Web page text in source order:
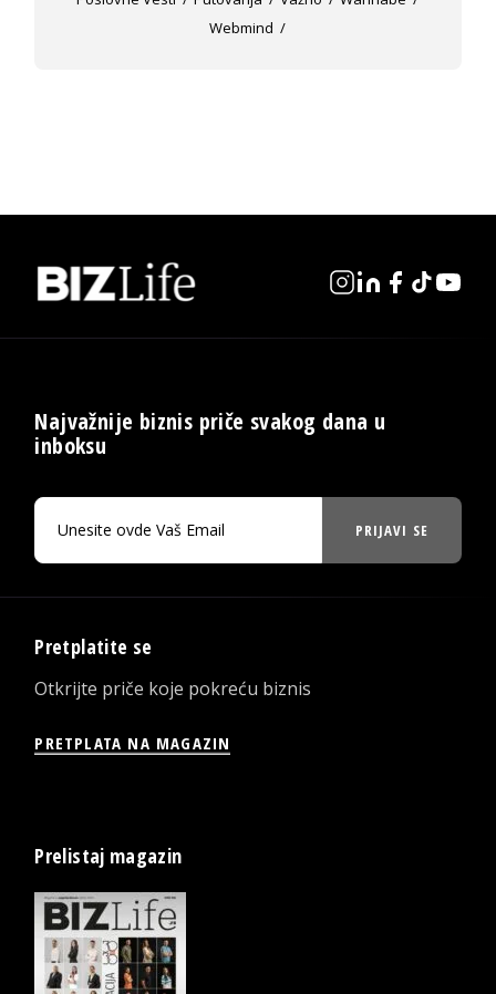
Webmind
Najvažnije biznis priče svakog dana u
inboksu
PRIJAVI SE
Pretplatite se
Otkrijte priče koje pokreću biznis
PRETPLATA NA MAGAZIN
Prelistaj magazin